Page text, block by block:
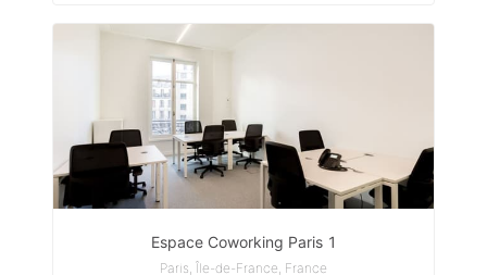
Espace Coworking Paris 1
Paris, Île-de-France, France